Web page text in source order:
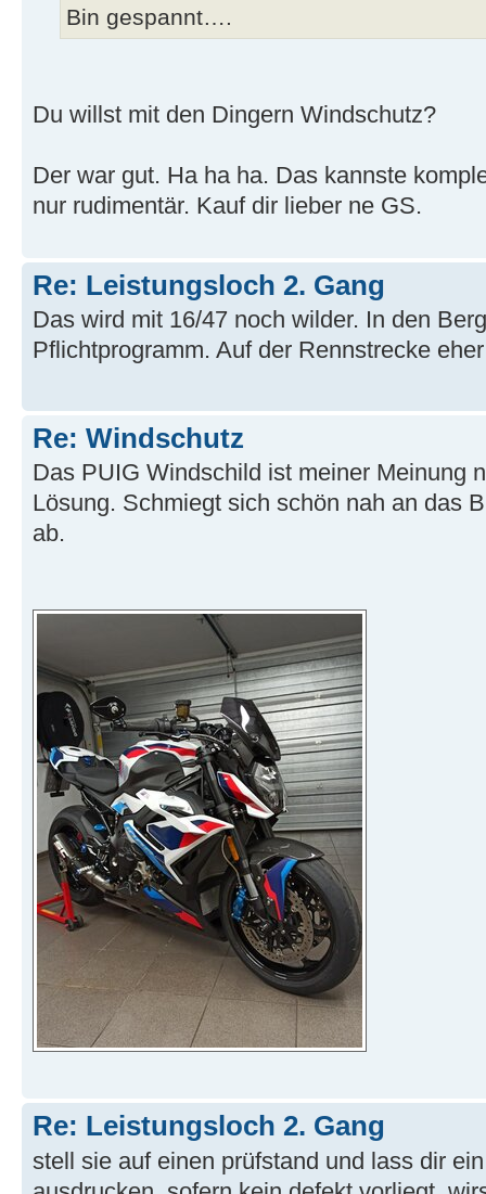
Bin gespannt….
Du willst mit den Dingern Windschutz?
Der war gut. Ha ha ha. Das kannste
nur rudimentär. Kauf dir lieber ne GS.
Re: Leistungsloch 2. Gang
Das wird mit 16/47 noch wilder. In den
Pflichtprogramm. Auf der Rennstrecke
Re: Windschutz
Das PUIG Windschild ist meiner Meinung
Lösung. Schmiegt sich schön nah an das
ab.
Re: Leistungsloch 2. Gang
stell sie auf einen prüfstand und lass dir